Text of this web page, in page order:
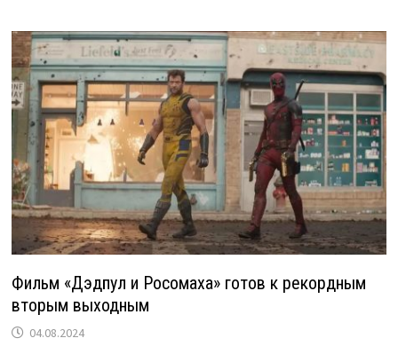
Фильм «Дэдпул и Росомаха» готов к рекордным
вторым выходным
04.08.2024